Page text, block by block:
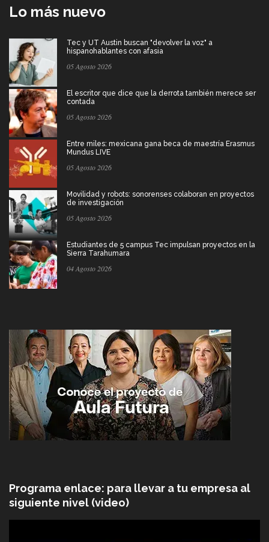
Lo más nuevo
Tec y UT Austin buscan "devolver la voz" a
hispanohablantes con afasia
05 Agosto 2026
El escritor que dice que la derrota también merece ser
contada
05 Agosto 2026
Entre miles: mexicana gana beca de maestría Erasmus
Mundus LIVE
05 Agosto 2026
Movilidad y robots: sonorenses colaboran en proyectos
de investigación
05 Agosto 2026
Estudiantes de 5 campus Tec impulsan proyectos en la
Sierra Tarahumara
04 Agosto 2026
Programa enlace: para llevar a tu empresa al
siguiente nivel (video)